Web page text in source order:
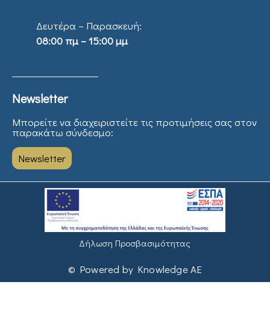
Δευτέρα – Παρασκευή:
08:00 πμ – 15:00 μμ
Newsletter
Μπορείτε να διαχειριστείτε τις προτιμήσεις σας στον
παρακάτω σύνδεσμο:
Newsletter
Δήλωση Προσβασιμότητας
© Powered by Knowledge AE